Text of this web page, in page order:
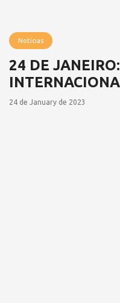
Notícias
24 DE
24 de January de 2023